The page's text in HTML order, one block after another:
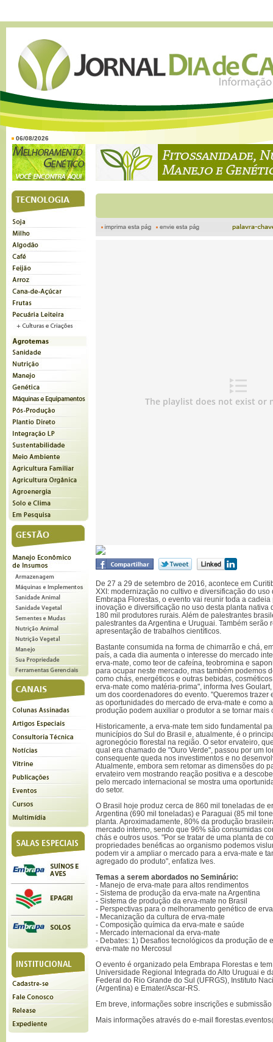
06/08/2026
De 27 a 29 de setembro de 2016, acontece em
XXI: modernização no cultivo e diversificação do
Embrapa Florestas, o evento vai reunir toda a
inovação e diversificação no uso desta planta nativa
180 mil produtores rurais. Além de palestrantes
palestrantes da Argentina e Uruguai. Também serão
apresentação de trabalhos científicos.
Bastante consumida na forma de chimarrão e chá,
país, a cada dia aumenta o interesse do mercado
erva-mate, como teor de cafeína, teobromina e
para ocupar neste mercado, mas também podemos
como chás, energéticos e outras bebidas,
erva-mate como matéria-prima", informa Ives
um dos coordenadores do evento. "Queremos trazer
as oportunidades do mercado de erva-mate e como
produção podem auxiliar o produtor a se tornar mais
Historicamente, a erva-mate tem sido fundamental
municípios do Sul do Brasil e, atualmente, é o
agronegócio florestal na região. O setor ervateiro,
qual era chamado de "Ouro Verde", passou por um
consequente queda nos investimentos e no
Atualmente, embora sem retomar as dimensões do
ervateiro vem mostrando reação positiva e a
pelo mercado internacional se mostra uma
do setor.
O Brasil hoje produz cerca de 860 mil toneladas de
Argentina (690 mil toneladas) e Paraguai (85 mil
planta. Aproximadamente, 80% da produção
mercado interno, sendo que 96% são consumidas
chás e outros usos. "Por se tratar de uma planta de
propriedades benéficas ao organismo podemos
podem vir a ampliar o mercado para a erva-mate e
agregado do produto", enfatiza Ives.
Temas a serem abordados no Seminário:
- Manejo de erva-mate para altos rendimentos
- Sistema de produção da erva-mate na Argentina
- Sistema de produção da erva-mate no Brasil
- Perspectivas para o melhoramento genético de
- Mecanização da cultura de erva-mate
- Composição química da erva-mate e saúde
- Mercado internacional da erva-mate
- Debates: 1) Desafios tecnológicos da produção de
erva-mate no Mercosul
O evento é organizado pela Embrapa Florestas e
Universidade Regional Integrada do Alto Uruguai e
Federal do Rio Grande do Sul (UFRGS), Instituto
(Argentina) e Emater/Ascar-RS.
Em breve, informações sobre inscrições e
Mais informações através do e-mail